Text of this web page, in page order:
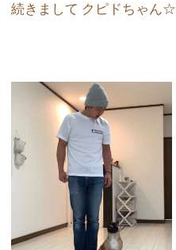
続きまして クピドちゃん☆